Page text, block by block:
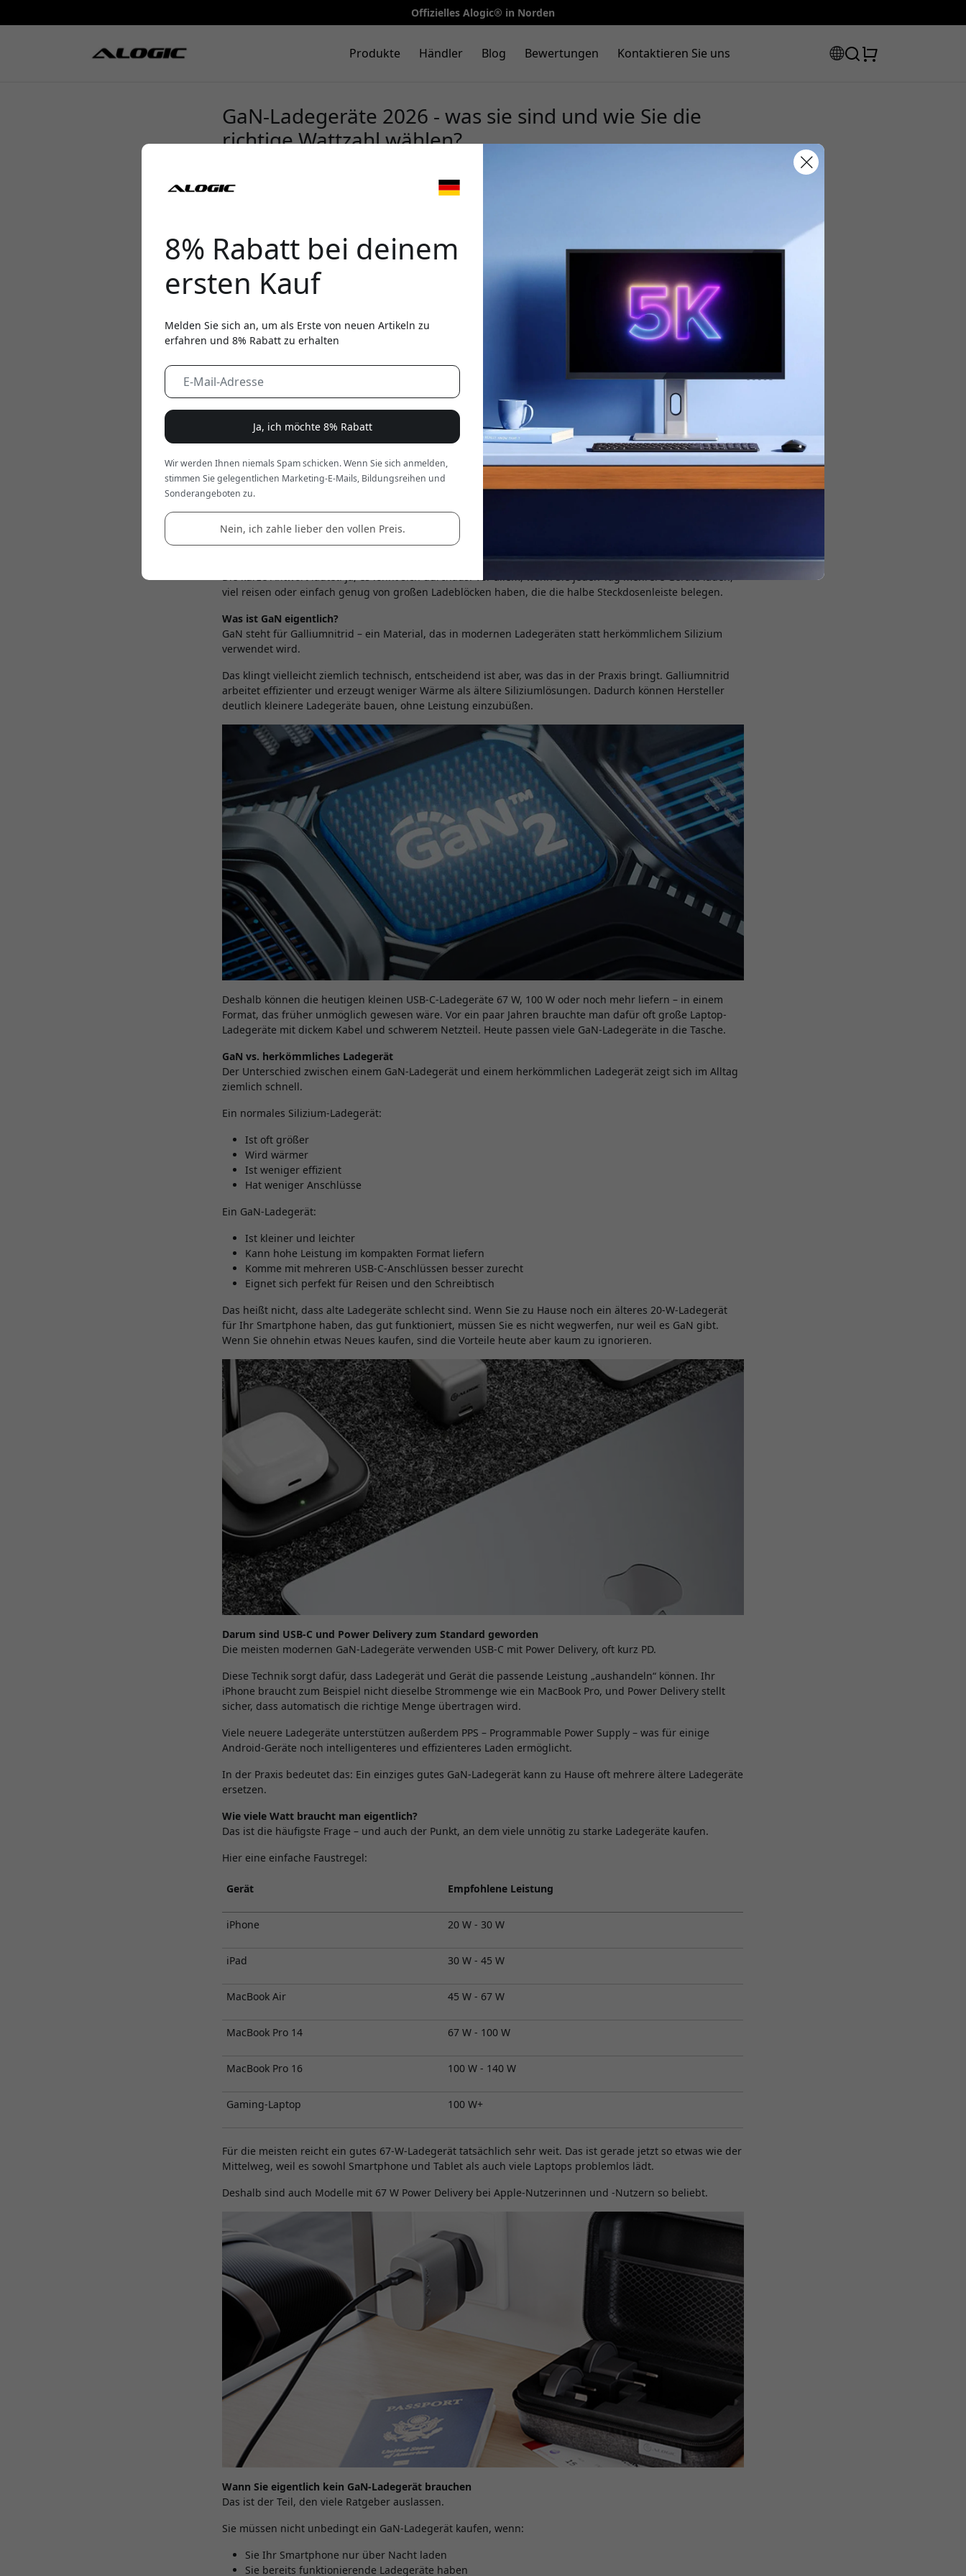
Offizielles Alogic® in Norden
Produkte Händler Blog Bewertungen Kontaktieren Sie uns
GaN-Ladegeräte 2026 - was sie sind und wie Sie die
richtige Wattzahl wählen?
Sie haben in den letzten Jahren sicher immer öfter das Wort „GaN“ auf Ladegeräten gesehen. Kleine USB-C-
Ladegeräte, die behaupten, sowohl Smartphone, Tablet und manchmal sogar ein MacBook zu versorgen –
Aber was ist ein GaN-Ladegerät eigentlich? Ist das nur noch ein Technikbegriff, oder lohnt sich der
Wechsel wirklich?
viel reisen oder einfach genug von großen Ladeblöcken haben, die die halbe Steckdosenleiste belegen.
Was ist GaN eigentlich?
GaN steht für Galliumnitrid – ein Material, das in modernen Ladegeräten statt herkömmlichem Silizium
verwendet wird.
Das klingt vielleicht ziemlich technisch, entscheidend ist aber, was das in der Praxis bringt. Galliumnitrid
arbeitet effizienter und erzeugt weniger Wärme als ältere Siliziumlösungen. Dadurch können Hersteller
deutlich kleinere Ladegeräte bauen, ohne Leistung einzubüßen.
Deshalb können die heutigen kleinen USB-C-Ladegeräte 67 W, 100 W oder noch mehr liefern – in einem
Format, das früher unmöglich gewesen wäre. Vor ein paar Jahren brauchte man dafür oft große Laptop-
Ladegeräte mit dickem Kabel und schwerem Netzteil. Heute passen viele GaN-Ladegeräte in die Tasche.
GaN vs. herkömmliches Ladegerät
Der Unterschied zwischen einem GaN-Ladegerät und einem herkömmlichen Ladegerät zeigt sich im Alltag
ziemlich schnell.
Ein normales Silizium-Ladegerät:
Ist oft größer
Wird wärmer
Ist weniger effizient
Hat weniger Anschlüsse
Ein GaN-Ladegerät:
Ist kleiner und leichter
Kann hohe Leistung im kompakten Format liefern
Komme mit mehreren USB-C-Anschlüssen besser zurecht
Eignet sich perfekt für Reisen und den Schreibtisch
Das heißt nicht, dass alte Ladegeräte schlecht sind. Wenn Sie zu Hause noch ein älteres 20-W-Ladegerät
für Ihr Smartphone haben, das gut funktioniert, müssen Sie es nicht wegwerfen, nur weil es GaN gibt.
Wenn Sie ohnehin etwas Neues kaufen, sind die Vorteile heute aber kaum zu ignorieren.
Darum sind USB-C und Power Delivery zum Standard geworden
Die meisten modernen GaN-Ladegeräte verwenden USB-C mit Power Delivery, oft kurz PD.
Diese Technik sorgt dafür, dass Ladegerät und Gerät die passende Leistung „aushandeln“ können. Ihr
iPhone braucht zum Beispiel nicht dieselbe Strommenge wie ein MacBook Pro, und Power Delivery stellt
sicher, dass automatisch die richtige Menge übertragen wird.
Viele neuere Ladegeräte unterstützen außerdem PPS – Programmable Power Supply – was für einige
Android-Geräte noch intelligenteres und effizienteres Laden ermöglicht.
In der Praxis bedeutet das: Ein einziges gutes GaN-Ladegerät kann zu Hause oft mehrere ältere Ladegeräte
ersetzen.
Wie viele Watt braucht man eigentlich?
Das ist die häufigste Frage – und auch der Punkt, an dem viele unnötig zu starke Ladegeräte kaufen.
Hier eine einfache Faustregel:
Gerät Empfohlene Leistung
iPhone 20 W - 30 W
iPad 30 W - 45 W
MacBook Air 45 W - 67 W
MacBook Pro 14 67 W - 100 W
MacBook Pro 16 100 W - 140 W
Gaming-Laptop 100 W+
Für die meisten reicht ein gutes 67-W-Ladegerät tatsächlich sehr weit. Das ist gerade jetzt so etwas wie der
Mittelweg, weil es sowohl Smartphone und Tablet als auch viele Laptops problemlos lädt.
Deshalb sind auch Modelle mit 67 W Power Delivery bei Apple-Nutzerinnen und -Nutzern so beliebt.
Wann Sie eigentlich kein GaN-Ladegerät brauchen
Das ist der Teil, den viele Ratgeber auslassen.
Sie müssen nicht unbedingt ein GaN-Ladegerät kaufen, wenn:
Sie Ihr Smartphone nur über Nacht laden
Sie bereits funktionierende Ladegeräte haben
8% Rabatt bei deinem
ersten Kauf
Melden Sie sich an, um als Erste von neuen Artikeln zu
erfahren und 8% Rabatt zu erhalten
Ja, ich möchte 8% Rabatt
Wir werden Ihnen niemals Spam schicken. Wenn Sie sich anmelden,
stimmen Sie gelegentlichen Marketing-E-Mails, Bildungsreihen und
Sonderangeboten zu.
Nein, ich zahle lieber den vollen Preis.
Verwende diesen Code an der Kasse, um 8% Rabatt zu
erhalten.